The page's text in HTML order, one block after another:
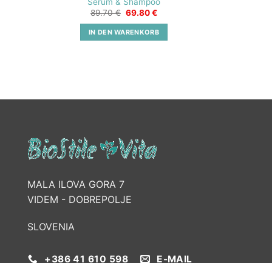
89.70€ Ursprünglicher
war:
89.70 €
69.80€Aktueller
ist:
69.80 €.
IN DEN WARENKORB
MALA ILOVA GORA 7
VIDEM - DOBREPOLJE
SLOVENIA
+386 41 610 598 E-MAIL